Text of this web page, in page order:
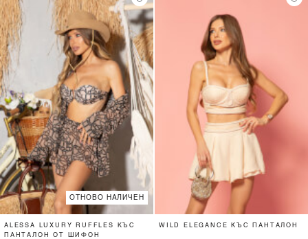
ОТНОВО НАЛИЧЕН
ALESSA LUXURY RUFFLES КЪС
ПАНТАЛОН ОТ ШИФОН
WILD ELEGANCE КЪС ПАНТАЛОН